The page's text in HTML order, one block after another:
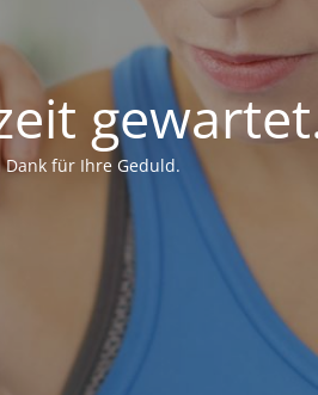
für Ihre Geduld.